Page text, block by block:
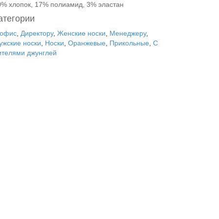
хлопок, 17% полиамид, 3% эластан
Директору, Женские носки Менеджеру,
носки
Носки Оранжевые Прикольные С
джунглей